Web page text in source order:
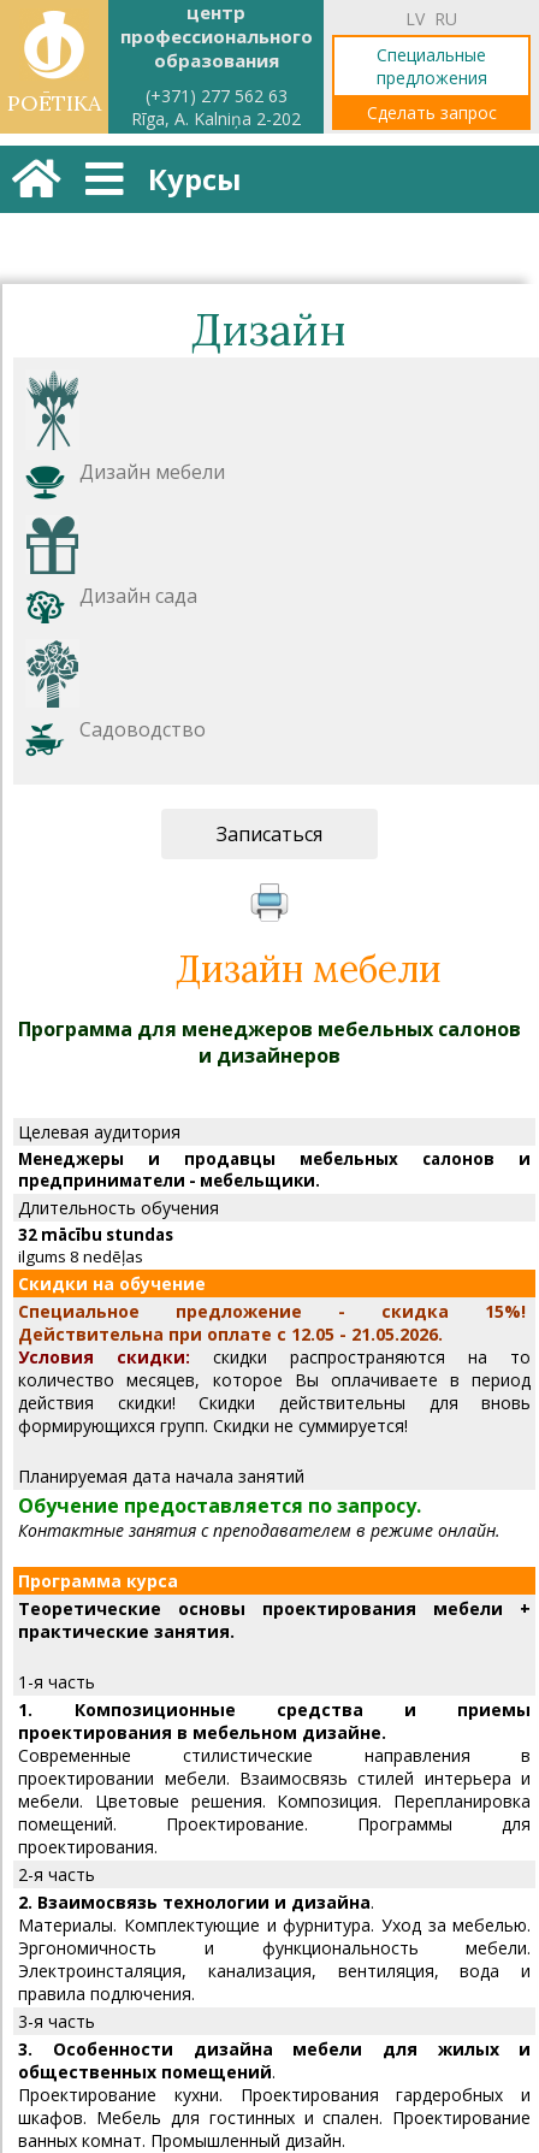
POĒTIKA
центр
профессионального
образования
(+371) 277 562 63
Rīga, A. Kalniņa 2-202
LV RU
Специальные
предложения
Сделать запрос
Курсы
Дизайн
Дизайн мебели
Дизайн сада
Садоводство
Записаться
Дизайн мебели
Программа для менеджеров мебельных салонов
и дизайнеров
Целевая аудитория
Менеджеры и продавцы мебельных салонов и
предприниматели - мебельщики.
Длительность обучения
32 mācību stundas
ilgums 8 nedēļas
Скидки на обучение
Специальное предложение - скидка 15%!
Действительна при оплате с 12.05 - 21.05.2026.
Условия скидки:скидки распространяются на то
количество месяцев, которое Вы оплачиваете в период
действия скидки! Скидки действительны для вновь
формирующихся групп. Скидки не суммируется!
Планируемая дата начала занятий
Обучение предоставляется по запросу.
Контактные занятия с преподавателем в режиме онлайн.
Программа курса
Теоретические основы проектирования мебели +
практические занятия.
1-я часть
1. Композиционные средства и приемы
проектирования в мебельном дизайне.
Современные стилистические направления в
проектировании мебели. Взаимосвязь стилей интерьера и
мебели.
Цветовые решения. Композиция. Перепланировка
помещений. Проектирование. Программы для
проектирования.
2-я часть
2. Взаимосвязь технологии и дизайна.
Материалы. Комплектующие и фурнитура. Уход за мебелью.
Эргономичность и функциональность мебели.
Электроинсталяция, канализация, вентиляция, вода и
правила подлючения.
3-я часть
3. Особенности дизайна мебели для жилых и
общественных помещений.
Проектирование кухни. Проектирования гардеробных и
шкафов. Мебель для гостинных и спален. Проектирование
ванных комнат. Промышленный дизайн.